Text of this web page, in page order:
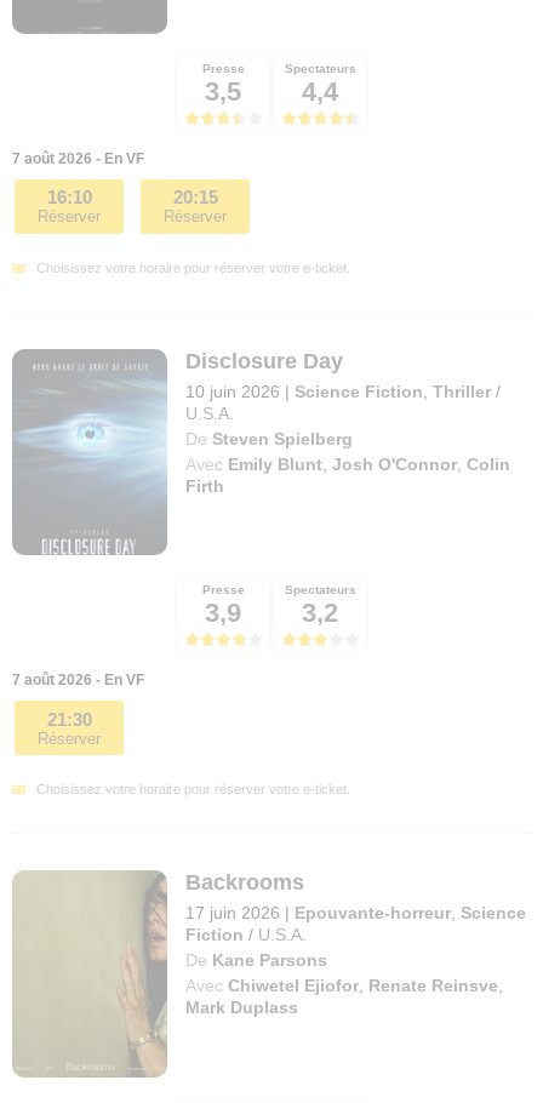
Presse
3,5
Spectateurs
4,4
7 août 2026 - En VF
16:10
Réserver
20:15
Réserver
Choisissez votre horaire pour réserver votre e-ticket.
Disclosure Day
10 juin 2026 | Science Fiction ,Thriller /
U.S.A.
De Steven Spielberg
Avec Emily Blunt ,Josh O'Connor ,Colin
Firth
Presse
3,9
Spectateurs
3,2
7 août 2026 - En VF
21:30
Réserver
Choisissez votre horaire pour réserver votre e-ticket.
Backrooms
17 juin 2026 | Epouvante-horreur ,Science
Fiction / U.S.A.
De Kane Parsons
Avec Chiwetel Ejiofor Renate Reinsve
Mark Duplass